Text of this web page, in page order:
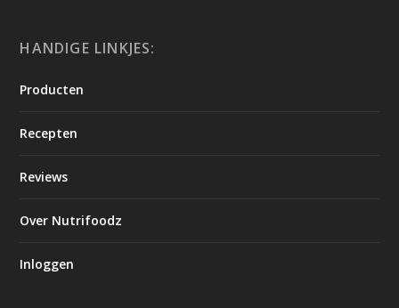
HANDIGE LINKJES:
Producten
Recepten
Reviews
Over Nutrifoodz
Inloggen